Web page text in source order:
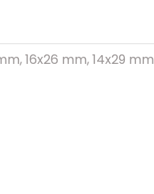
16x26 mm, 14x29 mm